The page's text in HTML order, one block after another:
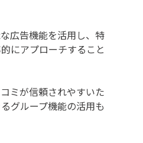
広告機能を活用し、特
にアプローチすること
ミが信頼されやすいた
グループ機能の活用も